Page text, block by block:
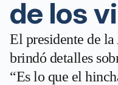
de los
El presidente de
brindó detalles
“Es lo que el